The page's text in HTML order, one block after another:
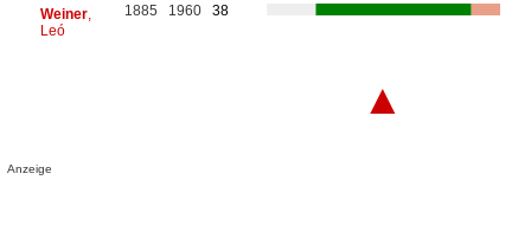
Weiner,
Leó
1885 1960 38
▲
Anzeige